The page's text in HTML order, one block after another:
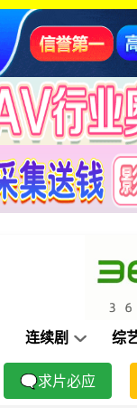
连续剧 综
🗨求片必应